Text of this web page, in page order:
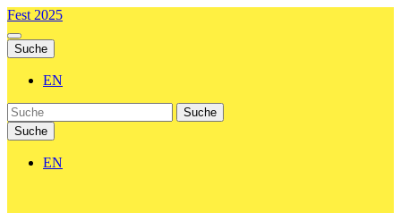
Fest 2025
Suche
EN
Suche
Suche
EN